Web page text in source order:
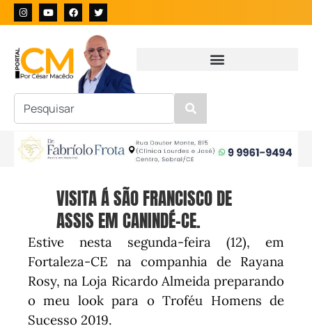
VISITA Á SÃO FRANCISCO DE
ASSIS EM CANINDÉ-CE.
Estive nesta segunda-feira (12), em
Fortaleza-CE na companhia de Rayana
Rosy, na Loja Ricardo Almeida preparando
o meu look para o Troféu Homens de
Sucesso 2019.